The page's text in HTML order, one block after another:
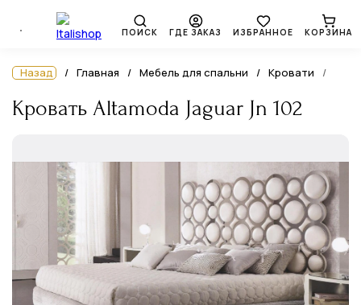
ПОИСК ГДЕ ЗАКАЗ ИЗБРАННОЕ КОРЗИНА
Назад Главная Мебель для спальни Кровати
Кровать Altamoda Jaguar Jn 102